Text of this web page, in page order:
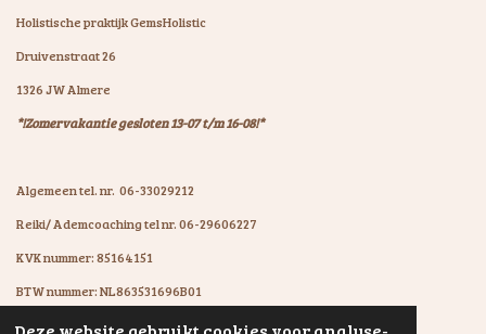
Holistische praktijk GemsHolistic
Druivenstraat 26
1326 JW Almere
*!Zomervakantie gesloten 13-07 t/m 16-08!*
Algemeen tel. nr. 06-33029212
Reiki/ Ademcoaching tel nr. 06-29606227
KVK nummer: 85164151
BTW nummer: NL863531696B01
IBAN: NL07KNAB0602931894